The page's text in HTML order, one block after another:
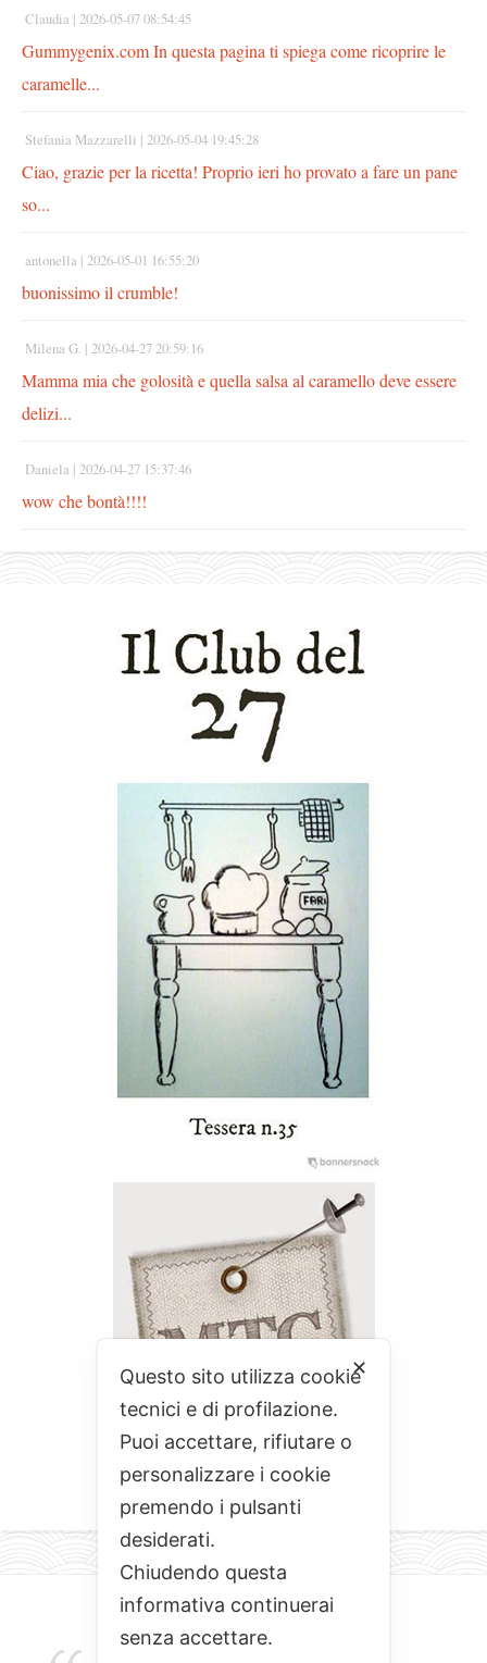
Claudia | 2026-05-07 08:54:45
Gummygenix.com In questa pagina ti spiega come ricoprire le
caramelle...
Stefania Mazzarelli | 2026-05-04 19:45:28
Ciao, grazie per la ricetta! Proprio ieri ho provato a fare un pane
so...
antonella | 2026-05-01 16:55:20
buonissimo il crumble!
Milena G. | 2026-04-27 20:59:16
Mamma mia che golosità e quella salsa al caramello deve essere
delizi...
Daniela | 2026-04-27 15:37:46
wow che bontà!!!!
✕
Questo sito utilizza cookie
tecnici e di profilazione.
Puoi accettare, rifiutare o
personalizzare i cookie
premendo i pulsanti
desiderati.
Chiudendo questa
informativa continuerai
senza accettare.